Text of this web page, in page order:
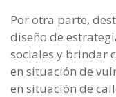
Por otra parte,
diseño de
sociales y brindar
en situación de
en situación de